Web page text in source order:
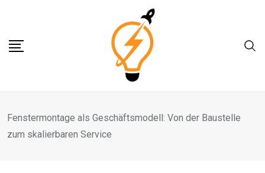
content
Fenstermontage als Geschäftsmodell: Von der Baustelle
zum skalierbaren Service